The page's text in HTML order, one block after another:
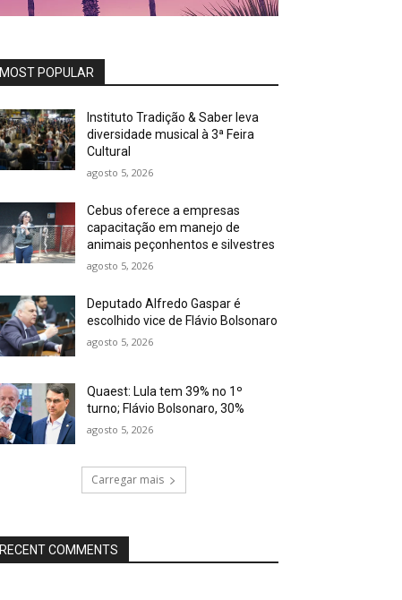
MOST POPULAR
Instituto Tradição & Saber leva
diversidade musical à 3ª Feira
Cultural
agosto 5, 2026
Cebus oferece a empresas
capacitação em manejo de
animais peçonhentos e silvestres
agosto 5, 2026
Deputado Alfredo Gaspar é
escolhido vice de Flávio Bolsonaro
agosto 5, 2026
Quaest: Lula tem 39% no 1º
turno; Flávio Bolsonaro, 30%
agosto 5, 2026
Carregar mais
RECENT COMMENTS